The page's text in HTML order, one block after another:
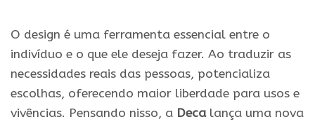
O design é uma ferramenta essencial entre o
indivíduo e o que ele deseja fazer. Ao traduzir as
necessidades reais das pessoas, potencializa
escolhas, oferecendo maior liberdade para usos e
vivências. Pensando nisso, a Decalança uma nova